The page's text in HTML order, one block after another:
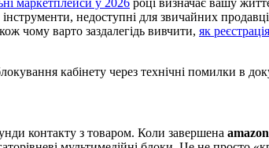
маркетплейси у 2026 році визначає вашу
недоступні для звичайних
чому варто заздалегідь вивчити, як
кабінету через технічні помилки в
контакту з товаром. Коли завершена